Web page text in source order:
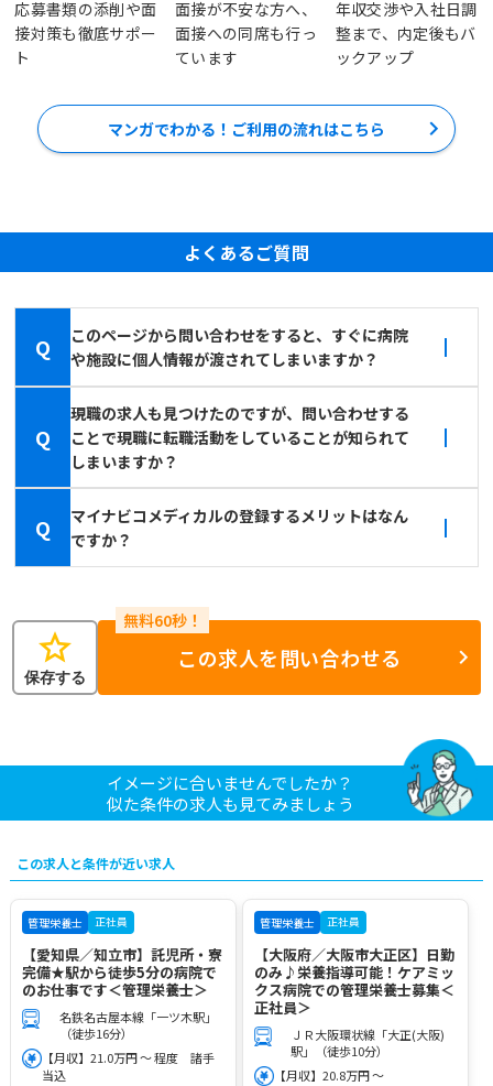
応募書類の添削や面
接対策も徹底サポー
ト
面接が不安な方へ、
面接への同席も行っ
ています
年収交渉や入社日調
整まで、内定後もバ
ックアップ
マンガでわかる！ご利用の流れはこちら
よくあるご質問
Q
このページから問い合わせをすると、すぐに病院
や施設に個人情報が渡されてしまいますか？
Q
現職の求人も見つけたのですが、問い合わせする
ことで現職に転職活動をしていることが知られて
しまいますか？
Q
マイナビコメディカルの登録するメリットはなん
ですか？
star
保存する
この求人を問い合わせる
イメージに合いませんでしたか？
似た条件の求人も見てみましょう
この求人と条件が近い求人
管理栄養士 正社員
【愛知県／知立市】託児所・寮
完備★駅から徒歩5分の病院で
のお仕事です＜管理栄養士＞
名鉄名古屋本線「一ツ木駅」
（徒歩16分）
【月収】21.0万円 ～ 程度 諸手
当込
管理栄養士 正社員
【大阪府／大阪市大正区】日勤
のみ♪栄養指導可能！ケアミッ
クス病院での管理栄養士募集＜
正社員＞
ＪＲ大阪環状線「大正(大阪)
駅」（徒歩10分）
【月収】20.8万円 ～